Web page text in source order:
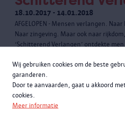
Wij gebruiken cookies om de beste
garanderen.
Door te aanvaarden, gaat u akkoord
cookies.
Meer informatie
18.10.2017 - 14.01.2018
AFGELOPEN - Mensen verlangen.
Naar zingeving. Maar ook naar
‘Schitterend Verlangen’ ontdekte